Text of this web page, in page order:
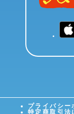
プライバシー
特定商取引法